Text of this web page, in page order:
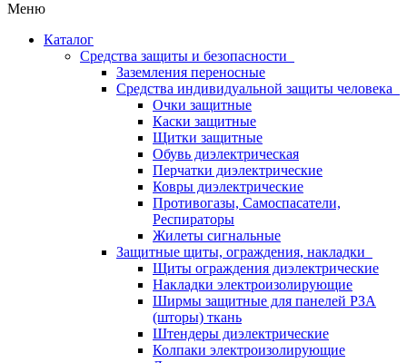
Меню
Каталог
Средства защиты и безопасности
Заземления переносные
Средства индивидуальной защиты человека
Очки защитные
Каски защитные
Щитки защитные
Обувь диэлектрическая
Перчатки диэлектрические
Ковры диэлектрические
Противогазы, Самоспасатели,
Респираторы
Жилеты сигнальные
Защитные щиты, ограждения, накладки
Щиты ограждения диэлектрические
Накладки электроизолирующие
Ширмы защитные для панелей РЗА
(шторы) ткань
Штендеры диэлектрические
Колпаки электроизолирующие